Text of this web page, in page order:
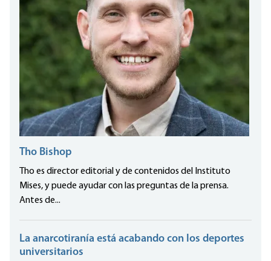
Tho Bishop
Tho es director editorial y de contenidos del Instituto
Mises, y puede ayudar con las preguntas de la prensa.
Antes de...
La anarcotiranía está acabando con los deportes
universitarios